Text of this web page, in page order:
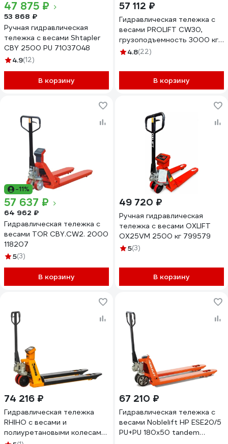
47 875 ₽
53 868 ₽
Ручная гидравлическая
тележка с весами Shtapler
CBY 2500 PU 71037048
4.9(12)
В корзину
57 112 ₽
Гидравлическая тележка с
весами PROLIFT CW30,
грузоподъемность 3000 кг,
1150х555 мм, колеса
4.8(22)
В корзину
-11%
57 637 ₽
64 962 ₽
Гидравлическая тележка с
весами TOR CBY.CW2. 2000
118207
5(3)
В корзину
49 720 ₽
Ручная гидравлическая
тележка с весами OXLIFT
OX25VM 2500 кг 799579
5(3)
В корзину
74 216 ₽
Гидравлическая тележка
RHIHO с весами и
полиуретановыми колесами
67 210 ₽
Гидравлическая тележка с
весами Noblelift HP ESE20/5
PU+PU 180x50 tandem